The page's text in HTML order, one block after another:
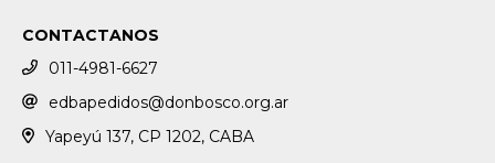
CONTACTANOS
011-4981-6627
edbapedidos@donbosco.org.ar
Yapeyú 137, CP 1202, CABA